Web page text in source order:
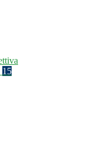
15